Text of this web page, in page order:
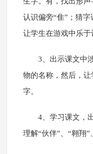
认识偏旁“隹”；猜字
让学生在游戏中乐于
3、出示课文中
物的名称，然后，
字。
4、学习课文，
理解“伙伴”、“翱翔”